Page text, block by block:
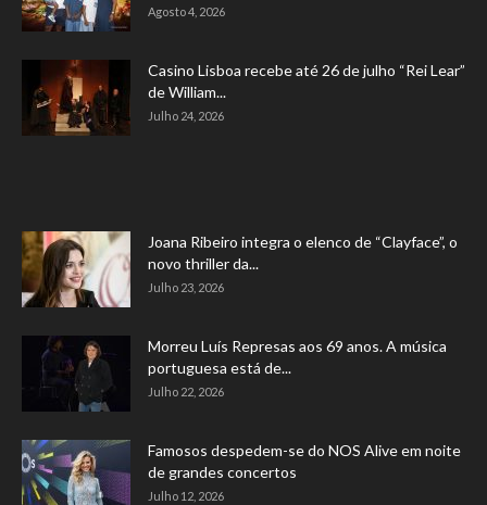
Agosto 4, 2026
Casino Lisboa recebe até 26 de julho “Rei Lear”
de William...
Julho 24, 2026
Joana Ribeiro integra o elenco de “Clayface”, o
novo thriller da...
Julho 23, 2026
Morreu Luís Represas aos 69 anos. A música
portuguesa está de...
Julho 22, 2026
Famosos despedem-se do NOS Alive em noite
de grandes concertos
Julho 12, 2026